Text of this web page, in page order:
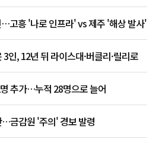
고흥 '나로 인프라' vs 제주 '해상 발사'
인, 12년 뒤 라이스대·버클리·릴리로
추가…누적 28명으로 늘어
금감원 '주의' 경보 발령